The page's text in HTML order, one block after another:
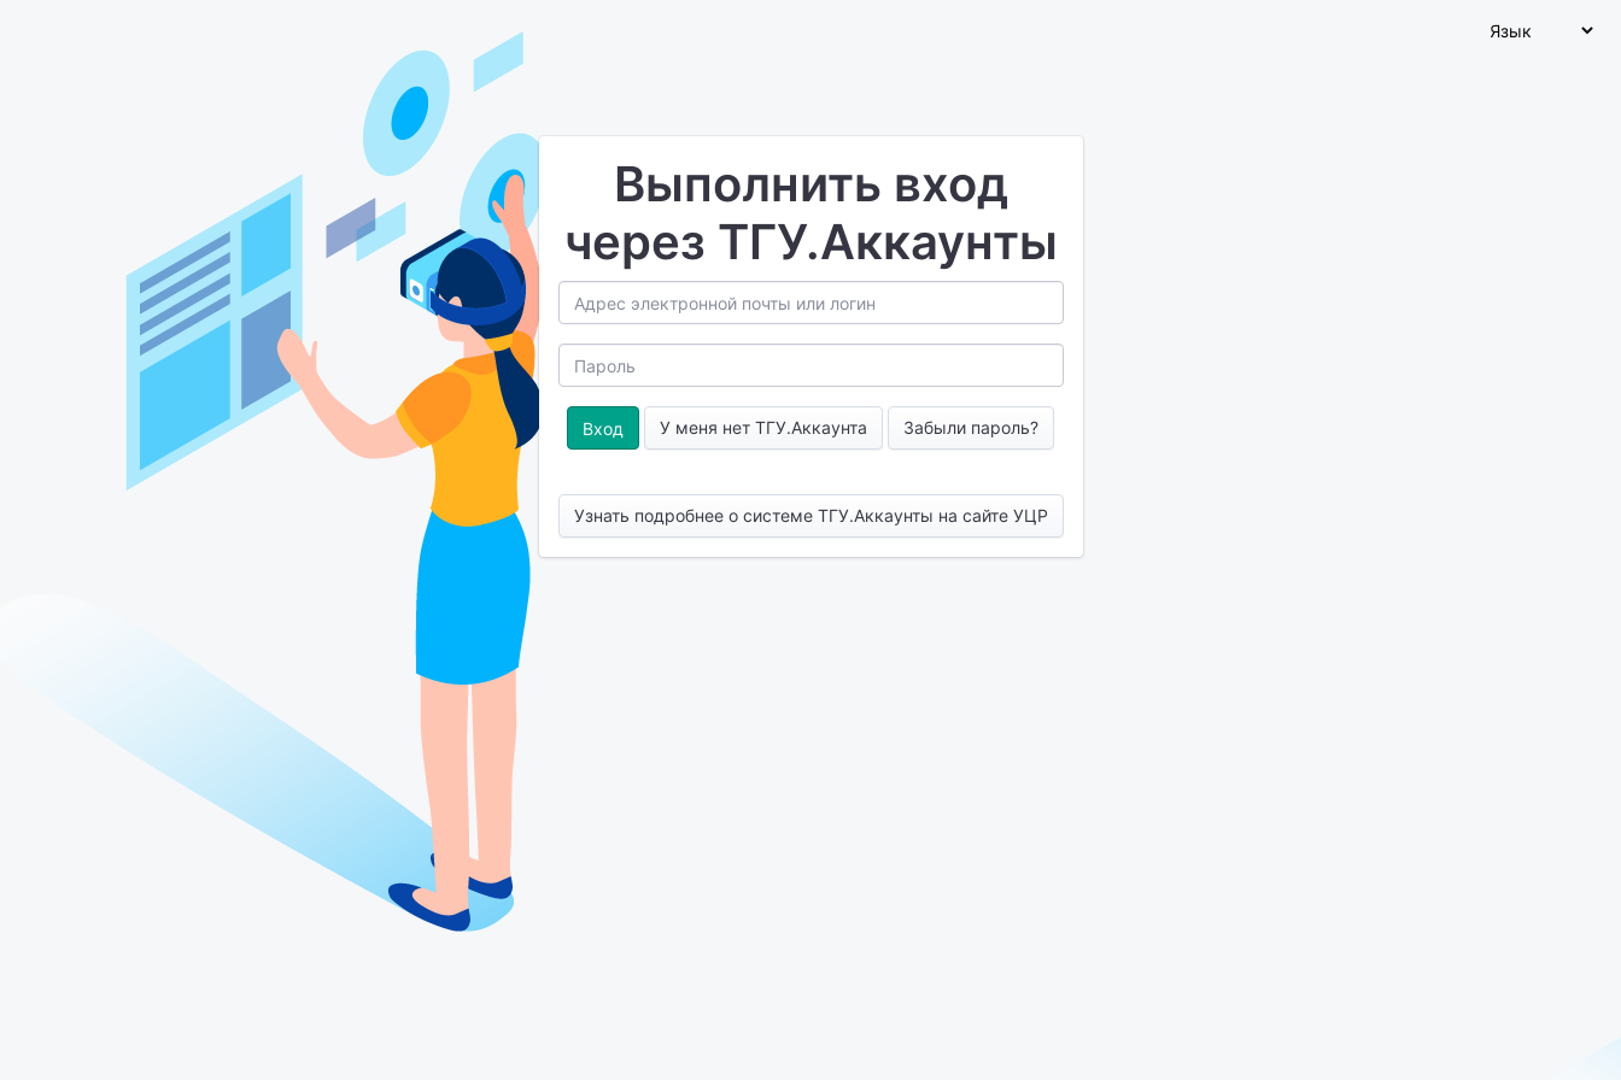
Выполнить вход
через ТГУ.Аккаунты
У меня нет ТГУ.Аккаунта Забыли пароль?
Узнать подробнее о системе ТГУ.Аккаунты на сайте УЦР